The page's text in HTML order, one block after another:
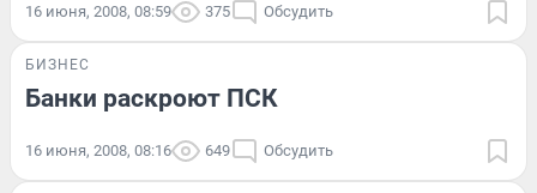
16 июня, 2008, 08:59 375 Обсудить
БИЗНЕС
Банки раскроют ПСК
16 июня, 2008, 08:16 649 Обсудить